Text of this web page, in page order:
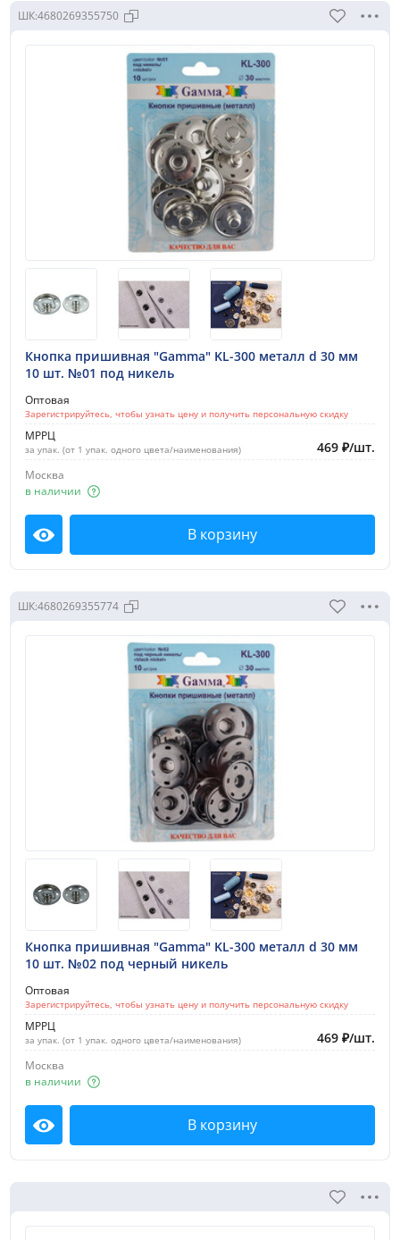
ШК:4680269355750
Кнопка пришивная "Gamma" KL-300 металл d 30 мм
10 шт. №01 под никель
Оптовая
Зарегистрируйтесь, чтобы узнать цену и получить персональную скидку
МРРЦ
за упак. (от 1 упак. одного цвета/наименования) 469 ₽/шт.
Москва
в наличии
Посмотреть В корзину
ШК:4680269355774
Кнопка пришивная "Gamma" KL-300 металл d 30 мм
10 шт. №02 под черный никель
Оптовая
Зарегистрируйтесь, чтобы узнать цену и получить персональную скидку
МРРЦ
за упак. (от 1 упак. одного цвета/наименования) 469 ₽/шт.
Москва
в наличии
Посмотреть В корзину